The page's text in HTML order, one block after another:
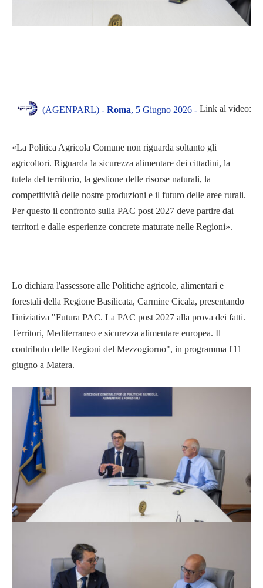
(AGENPARL) - Roma, 5 Giugno 2026 - Link al video:
«La Politica Agricola Comune non riguarda soltanto gli
agricoltori. Riguarda la sicurezza alimentare dei cittadini, la
tutela del territorio, la gestione delle risorse naturali, la
competitività delle nostre produzioni e il futuro delle aree rurali.
Per questo il confronto sulla PAC post 2027 deve partire dai
territori e dalle esperienze concrete maturate nelle Regioni».
Lo dichiara l'assessore alle Politiche agricole, alimentari e
forestali della Regione Basilicata, Carmine Cicala, presentando
l'iniziativa "Futura PAC. La PAC post 2027 alla prova dei fatti.
Territori, Mediterraneo e sicurezza alimentare europea. Il
contributo delle Regioni del Mezzogiorno", in programma l'11
giugno a Matera.